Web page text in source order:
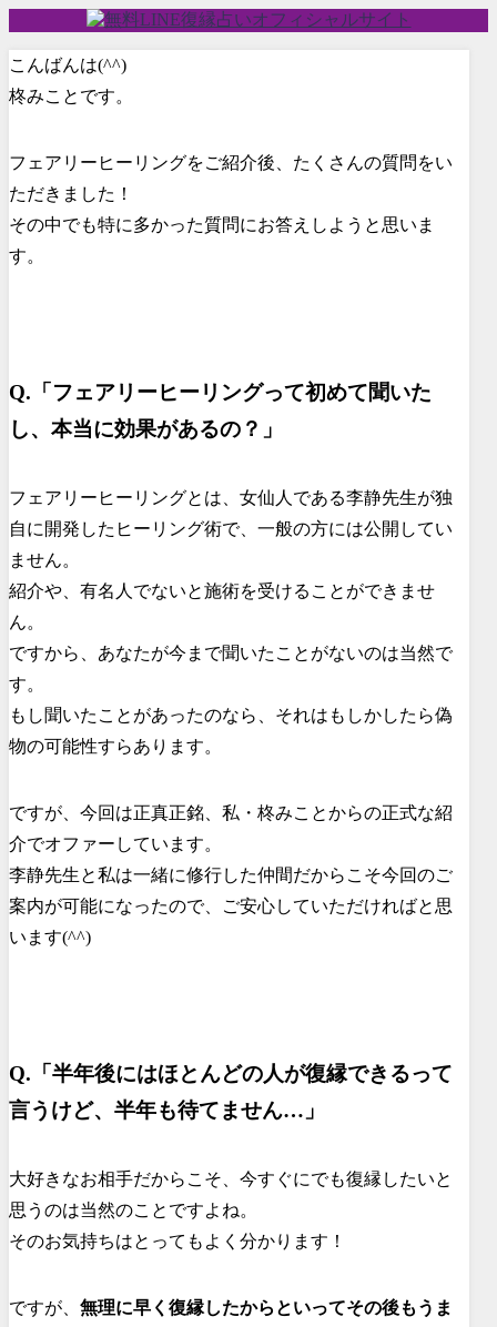
こんばんは(^^)
柊みことです。
フェアリーヒーリングをご紹介後、たくさんの質問をい
ただきました！
その中でも特に多かった質問にお答えしようと思いま
す。
Q.「フェアリーヒーリングって初めて聞いた
し、本当に効果があるの？」
フェアリーヒーリングとは、女仙人である李静先生が独
自に開発したヒーリング術で、一般の方には公開してい
ません。
紹介や、有名人でないと施術を受けることができませ
ん。
ですから、あなたが今まで聞いたことがないのは当然で
す。
もし聞いたことがあったのなら、それはもしかしたら偽
物の可能性すらあります。
ですが、今回は正真正銘、私・柊みことからの正式な紹
介でオファーしています。
李静先生と私は一緒に修行した仲間だからこそ今回のご
案内が可能になったので、ご安心していただければと思
います(^^)
Q.「半年後にはほとんどの人が復縁できるって
言うけど、半年も待てません…」
大好きなお相手だからこそ、今すぐにでも復縁したいと
思うのは当然のことですよね。
そのお気持ちはとってもよく分かります！
ですが、 無理に早く復縁したからといってその後もうま